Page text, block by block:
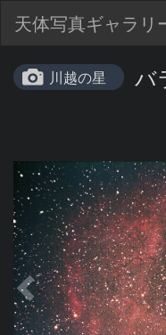
天体写真ギャラリ
川越の星 バ